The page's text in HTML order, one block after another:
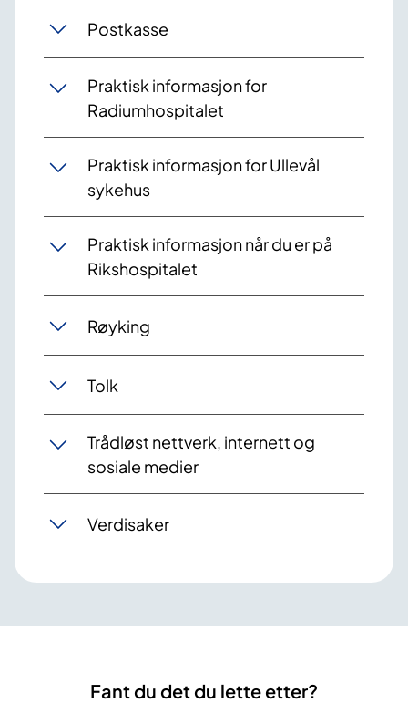
Postkasse
Praktisk informasjon for
Radiumhospitalet
Praktisk informasjon for Ullevål
sykehus
Praktisk informasjon når du er på
Rikshospitalet
Røyking
Tolk
Trådløst nettverk, internett og
sosiale medier
Verdisaker
Fant du det du lette etter?